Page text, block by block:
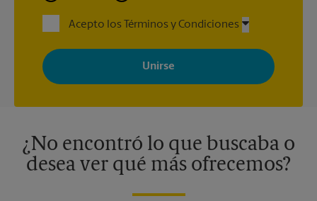
Acepto los Términos y Condiciones
Al registrarse, acepta recibir correos electrónicos de The UPS
Store con noticias, ofertas especiales, promociones y mensajes
adaptados a sus intereses. Puede darse de baja en cualquier
momento. Para más información, consulte nuestra política de
¿No encontró lo que buscaba o
desea ver qué más ofrecemos?